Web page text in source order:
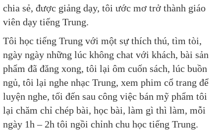
chia sẻ, được giảng dạy, tôi ước mơ trở thành giáo
viên dạy tiếng Trung.
Tôi học tiếng Trung với một sự thích thú, tìm tòi,
ngày ngày những lúc không chat với khách, bài sản
phẩm đã đăng xong, tôi lại ôm cuốn sách, lúc buồn
ngủ, tôi lại nghe nhạc Trung, xem phim cổ trang để
luyện nghe, tối đến sau công việc bán mỹ phẩm tôi
lại chăm chỉ chép bài, học bài, làm gì thì làm, mỗi
ngày 1h – 2h tôi ngồi chỉnh chu học tiếng Trung.